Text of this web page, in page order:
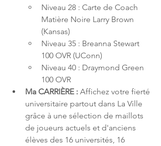
Niveau 28 : Carte de Coach
Matière Noire Larry Brown
(Kansas)
Niveau 35 : Breanna Stewart
100 OVR (UConn)
Niveau 40 : Draymond Green
100 OVR
Ma CARRIÈRE : Affichez votre fierté
universitaire partout dans La Ville
grâce à une sélection de maillots
de joueurs actuels et d'anciens
élèves des 16 universités, 16